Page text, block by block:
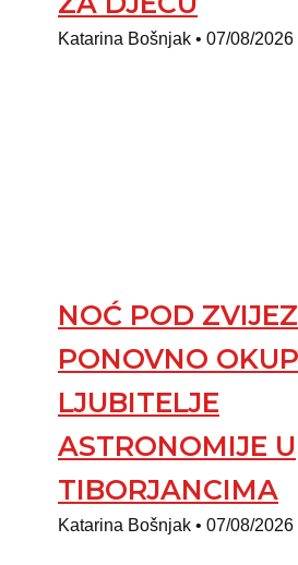
Katarina Bošnjak 07/08/2026
NOĆ POD
PONOVNO
LJUBITELJE
ASTRONOMIJE U
TIBORJANCIMA
Katarina Bošnjak 07/08/2026